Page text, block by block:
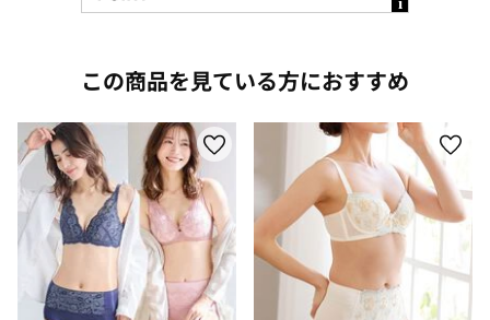
この商品を見ている方におすすめ